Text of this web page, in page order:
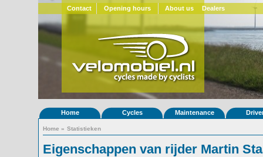
Contact Opening hours About us Dealers
Home Cycles Maintenance
Home » Statistieken
Eigenschappen van rijder Martin